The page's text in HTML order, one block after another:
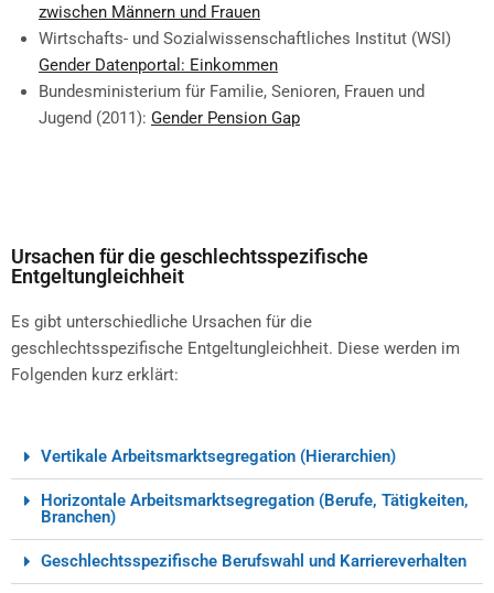
zwischen Männern und Frauen
Wirtschafts- und Sozialwissenschaftliches Institut (WSI)
Gender Datenportal: Einkommen
Bundesministerium für Familie, Senioren, Frauen und
Jugend (2011): Gender Pension Gap
Ursachen für die geschlechtsspezifische
Entgeltungleichheit
Es gibt unterschiedliche Ursachen für die
geschlechtsspezifische Entgeltungleichheit. Diese werden im
Folgenden kurz erklärt:
Vertikale Arbeitsmarktsegregation (Hierarchien)
Horizontale Arbeitsmarktsegregation (Berufe, Tätigkeiten,
Branchen)
Geschlechtsspezifische Berufswahl und Karriereverhalten